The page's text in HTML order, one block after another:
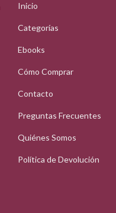
Inicio
Categorías
Ebooks
Cómo Comprar
Contacto
Preguntas Frecuentes
Quiénes Somos
Política de Devolución